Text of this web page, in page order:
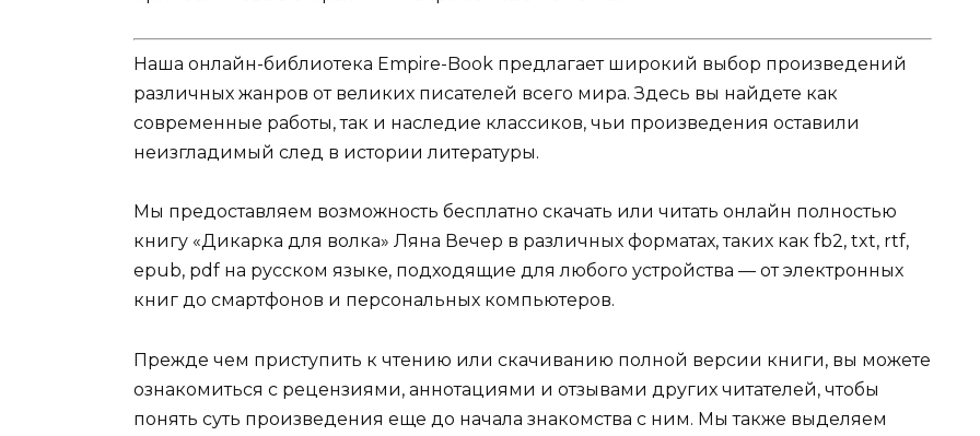
Наша онлайн-библиотека Empire-Book предлагает широкий выбор произведений
различных жанров от великих писателей всего мира. Здесь вы найдете как
современные работы, так и наследие классиков, чьи произведения оставили
неизгладимый след в истории литературы.
Мы предоставляем возможность бесплатно скачать или читать онлайн полностью
книгу «Дикарка для волка» Ляна Вечер в различных форматах, таких как fb2, txt, rtf,
epub, pdf на русском языке, подходящие для любого устройства — от электронных
книг до смартфонов и персональных компьютеров.
Прежде чем приступить к чтению или скачиванию полной версии книги, вы можете
ознакомиться с рецензиями, аннотациями и отзывами других читателей, чтобы
понять суть произведения еще до начала знакомства с ним. Мы также выделяем